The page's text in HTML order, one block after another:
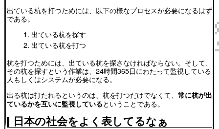
出ている杭を打つためには、以下の様なプロセスが必要になるはず
である。
出ている杭を探す
出ている杭を打つ
杭を打つためには、出ている杭を探さなければならない。そして、
その杭を探すという作業は、24時間365日にわたって監視している
人もしくはシステムが必要になる。
出る杭は打たれるというのは、杭を打つだけでなくて、 常に杭が出
ているかを互いに監視しているということである。
日本の社会をよく表してるなぁ